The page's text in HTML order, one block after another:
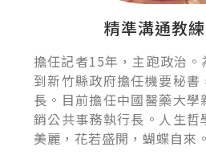
精準溝通教
擔任記者15年，主跑政治
到新竹縣政府擔任機要秘書
長。目前擔任中國醫藥大
銷公共事務執行長。人生
美麗，花若盛開，蝴蝶自來。